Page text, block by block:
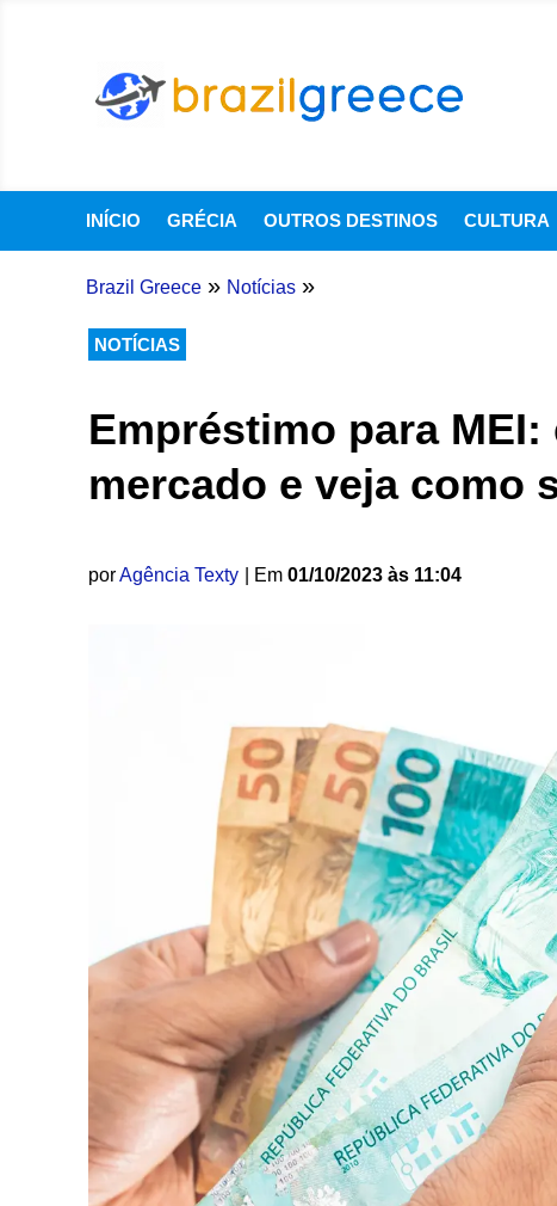
INÍCIO GRÉCIA OUTROS DESTINOS CULTURA
Brazil Greece » Notícias »
NOTÍCIAS
Empréstimo para
mercado e veja como
porAgência Texty | Em 01/10/2023 às 11:04